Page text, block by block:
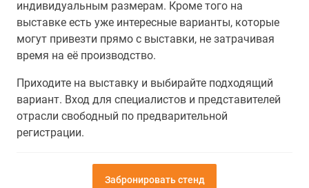
индивидуальным размерам. Кроме того на
выставке есть уже интересные варианты, которые
могут привезти прямо с выставки, не затрачивая
время на её производство.
Приходите на выставку и выбирайте подходящий
вариант. Вход для специалистов и представителей
отрасли свободный по предварительной
регистрации.
Забронировать стенд